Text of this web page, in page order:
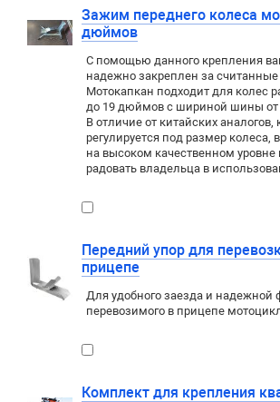
Зажим переднего колеса
дюймов
С помощью данного крепления
надежно закреплен за
Мотокапкан подходит для колес
до 19 дюймов с шириной шины от
В отличие от китайских аналогов,
регулируется под размер колеса,
на высоком качественном уровне
радовать владельца в
Передний упор для
прицепе
Для удобного заезда и надежной
перевозимого в прицепе
Комплект для крепления